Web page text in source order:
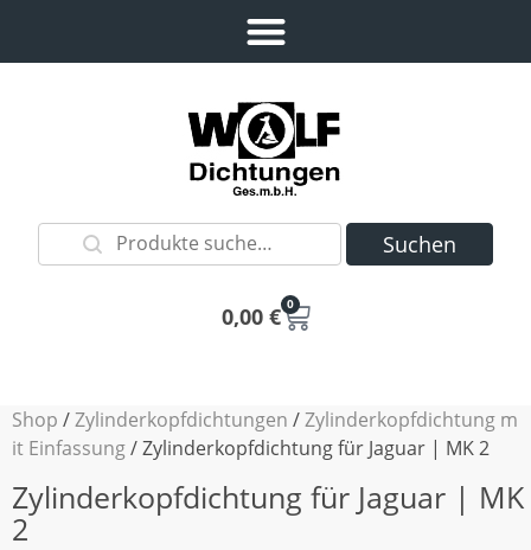
Suchen
0,00 € 0
Shop /Zylinderkopfdichtungen /Zylinderkopfdichtung m
it Einfassung/ Zylinderkopfdichtung für Jaguar | MK 2
Zylinderkopfdichtung für Jaguar | MK
2